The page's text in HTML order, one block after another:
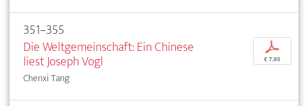
351–355
Die Weltgemeinschaft: Ein Chinese
liest Joseph Vogl
Chenxi Tang
p
€ 7,95